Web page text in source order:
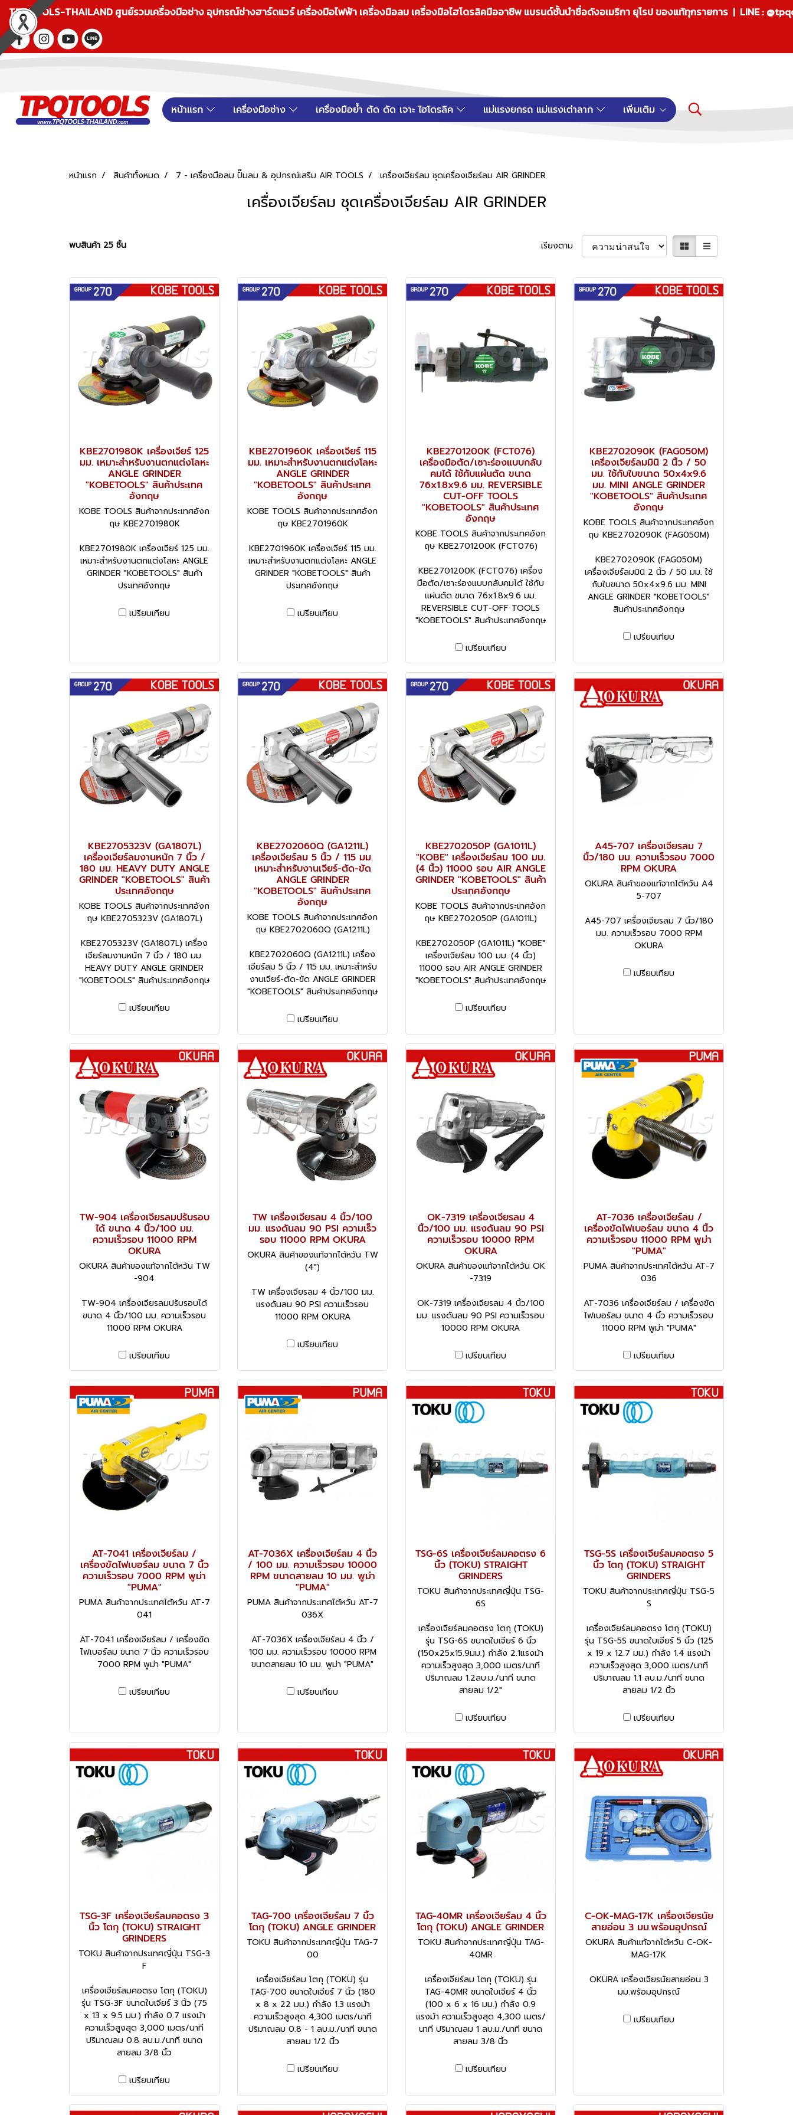
TPQTOOLS-THAILAND ศูนย์รวมเครื่องมือช่าง อุปกรณ์ช่างฮาร์ดแวร์ เครื่องมือไฟฟ้า เครื่องมือลม เครื่องมือไฮโดรลิคมืออาชีพ แบรนด์ชั้นนำชื่อดังอเมริกา ยุโรป ของแท้ทุกรายการ | LINE :
หน้าแรก เครื่องมือช่าง เครื่องมือย้ำ ตัด ดัด เจาะ ไฮโดรลิค แม่แรงยกรถ แม่แรงเต่าลาก เพิ่มเติม
หน้าแรก สินค้าทั้งหมด 7 - เครื่องมือลม ปั๊มลม & อุปกรณ์เสริม AIR TOOLS เครื่องเจียร์ลม ชุดเครื่องเจียร์ลม AIR GRINDER
เครื่องเจียร์ลม ชุดเครื่องเจียร์ลม AIR GRINDER
พบสินค้า 25 ชิ้น เรียงตาม
KBE2701980K เครื่องเจียร์ 125
มม. เหมาะสำหรับงานตกแต่งโลหะ
ANGLE GRINDER
"KOBETOOLS" สินค้าประเทศ
อังกฤษ
KOBE TOOLS สินค้าจากประเทศอังก
ฤษ KBE2701980K
KBE2701980K เครื่องเจียร์ 125 มม.
เหมาะสำหรับงานตกแต่งโลหะ ANGLE
GRINDER "KOBETOOLS" สินค้า
ประเทศอังกฤษ
เปรียบเทียบ
KBE2701960K เครื่องเจียร์ 115
มม. เหมาะสำหรับงานตกแต่งโลหะ
ANGLE GRINDER
"KOBETOOLS" สินค้าประเทศ
อังกฤษ
KOBE TOOLS สินค้าจากประเทศอังก
ฤษ KBE2701960K
KBE2701960K เครื่องเจียร์ 115 มม.
เหมาะสำหรับงานตกแต่งโลหะ ANGLE
GRINDER "KOBETOOLS" สินค้า
ประเทศอังกฤษ
เปรียบเทียบ
KBE2701200K (FCT076)
เครื่องมือตัด/เซาะร่องแบบกลับ
คมได้ ใช้กับแผ่นตัด ขนาด
76x1.8x9.6 มม. REVERSIBLE
CUT-OFF TOOLS
"KOBETOOLS" สินค้าประเทศ
อังกฤษ
KOBE TOOLS สินค้าจากประเทศอังก
ฤษ KBE2701200K (FCT076)
KBE2701200K (FCT076) เครื่อง
มือตัด/เซาะร่องแบบกลับคมได้ ใช้กับ
แผ่นตัด ขนาด 76x1.8x9.6 มม.
REVERSIBLE CUT-OFF TOOLS
"KOBETOOLS" สินค้าประเทศอังกฤษ
เปรียบเทียบ
KBE2702090K (FAG050M)
เครื่องเจียร์ลมมินิ 2 นิ้ว / 50
มม. ใช้กับใบขนาด 50x4x9.6
มม. MINI ANGLE GRINDER
"KOBETOOLS" สินค้าประเทศ
อังกฤษ
KOBE TOOLS สินค้าจากประเทศอังก
ฤษ KBE2702090K (FAG050M)
KBE2702090K (FAG050M)
เครื่องเจียร์ลมมินิ 2 นิ้ว / 50 มม. ใช้
กับใบขนาด 50x4x9.6 มม. MINI
ANGLE GRINDER "KOBETOOLS"
สินค้าประเทศอังกฤษ
เปรียบเทียบ
KBE2705323V (GA1807L)
เครื่องเจียร์ลมงานหนัก 7 นิ้ว /
180 มม. HEAVY DUTY ANGLE
GRINDER "KOBETOOLS" สินค้า
ประเทศอังกฤษ
KOBE TOOLS สินค้าจากประเทศอังก
ฤษ KBE2705323V (GA1807L)
KBE2705323V (GA1807L) เครื่อง
เจียร์ลมงานหนัก 7 นิ้ว / 180 มม.
HEAVY DUTY ANGLE GRINDER
"KOBETOOLS" สินค้าประเทศอังกฤษ
เปรียบเทียบ
KBE2702060Q (GA1211L)
เครื่องเจียร์ลม 5 นิ้ว / 115 มม.
เหมาะสำหรับงานเจียร์-ตัด-ขัด
ANGLE GRINDER
"KOBETOOLS" สินค้าประเทศ
อังกฤษ
KOBE TOOLS สินค้าจากประเทศอังก
ฤษ KBE2702060Q (GA1211L)
KBE2702060Q (GA1211L) เครื่อง
เจียร์ลม 5 นิ้ว / 115 มม. เหมาะสำหรับ
งานเจียร์-ตัด-ขัด ANGLE GRINDER
"KOBETOOLS" สินค้าประเทศอังกฤษ
เปรียบเทียบ
KBE2702050P (GA1011L)
"KOBE" เครื่องเจียร์ลม 100 มม.
(4 นิ้ว) 11000 รอบ AIR ANGLE
GRINDER "KOBETOOLS" สินค้า
ประเทศอังกฤษ
KOBE TOOLS สินค้าจากประเทศอังก
ฤษ KBE2702050P (GA1011L)
KBE2702050P (GA1011L) "KOBE"
เครื่องเจียร์ลม 100 มม. (4 นิ้ว)
11000 รอบ AIR ANGLE GRINDER
"KOBETOOLS" สินค้าประเทศอังกฤษ
เปรียบเทียบ
A45-707 เครื่องเจียรลม 7
นิ้ว/180 มม. ความเร็วรอบ 7000
RPM OKURA
OKURA สินค้าของแท้จากไต้หวัน A4
5-707
A45-707 เครื่องเจียรลม 7 นิ้ว/180
มม. ความเร็วรอบ 7000 RPM
OKURA
เปรียบเทียบ
TW-904 เครื่องเจียรลมปรับรอบ
ได้ ขนาด 4 นิ้ว/100 มม.
ความเร็วรอบ 11000 RPM
OKURA
OKURA สินค้าของแท้จากไต้หวัน TW
-904
TW-904 เครื่องเจียรลมปรับรอบได้
ขนาด 4 นิ้ว/100 มม. ความเร็วรอบ
11000 RPM OKURA
เปรียบเทียบ
TW เครื่องเจียรลม 4 นิ้ว/100
มม. แรงดันลม 90 PSI ความเร็ว
รอบ 11000 RPM OKURA
OKURA สินค้าของแท้จากไต้หวัน TW
(4")
TW เครื่องเจียรลม 4 นิ้ว/100 มม.
แรงดันลม 90 PSI ความเร็วรอบ
11000 RPM OKURA
เปรียบเทียบ
OK-7319 เครื่องเจียรลม 4
นิ้ว/100 มม. แรงดันลม 90 PSI
ความเร็วรอบ 10000 RPM
OKURA
OKURA สินค้าของแท้จากไต้หวัน OK
-7319
OK-7319 เครื่องเจียรลม 4 นิ้ว/100
มม. แรงดันลม 90 PSI ความเร็วรอบ
10000 RPM OKURA
เปรียบเทียบ
AT-7036 เครื่องเจียร์ลม /
เครื่องขัดไฟเบอร์ลม ขนาด 4 นิ้ว
ความเร็วรอบ 11000 RPM พูม่า
"PUMA"
PUMA สินค้าจากประเทศไต้หวัน AT-7
036
AT-7036 เครื่องเจียร์ลม / เครื่องขัด
ไฟเบอร์ลม ขนาด 4 นิ้ว ความเร็วรอบ
11000 RPM พูม่า "PUMA"
เปรียบเทียบ
AT-7041 เครื่องเจียร์ลม /
เครื่องขัดไฟเบอร์ลม ขนาด 7 นิ้ว
ความเร็วรอบ 7000 RPM พูม่า
"PUMA"
PUMA สินค้าจากประเทศไต้หวัน AT-7
041
AT-7041 เครื่องเจียร์ลม / เครื่องขัด
ไฟเบอร์ลม ขนาด 7 นิ้ว ความเร็วรอบ
7000 RPM พูม่า "PUMA"
เปรียบเทียบ
AT-7036X เครื่องเจียร์ลม 4 นิ้ว
/ 100 มม. ความเร็วรอบ 10000
RPM ขนาดสายลม 10 มม. พูม่า
"PUMA"
PUMA สินค้าจากประเทศไต้หวัน AT-7
036X
AT-7036X เครื่องเจียร์ลม 4 นิ้ว /
100 มม. ความเร็วรอบ 10000 RPM
ขนาดสายลม 10 มม. พูม่า "PUMA"
เปรียบเทียบ
TSG-6S เครื่องเจียร์ลมคอตรง 6
นิ้ว (TOKU) STRAIGHT
GRINDERS
TOKU สินค้าจากประเทศญี่ปุ่น TSG-
6S
เครื่องเจียร์ลมคอตรง โตกุ (TOKU)
รุ่น TSG-6S ขนาดใบเจียร์ 6 นิ้ว
(150x25x15.9มม.) กำลัง 2.1แรงม้า
ความเร็วสูงสุด 3,000 เมตร/นาที
ปริมาณลม 1.2ลบ.ม./นาที ขนาด
สายลม 1/2"
เปรียบเทียบ
TSG-5S เครื่องเจียร์ลมคอตรง 5
นิ้ว โตกุ (TOKU) STRAIGHT
GRINDERS
TOKU สินค้าจากประเทศญี่ปุ่น TSG-5
S
เครื่องเจียร์ลมคอตรง โตกุ (TOKU)
รุ่น TSG-5S ขนาดใบเจียร์ 5 นิ้ว (125
x 19 x 12.7 มม.) กำลัง 1.4 แรงม้า
ความเร็วสูงสุด 3,000 เมตร/นาที
ปริมาณลม 1.1 ลบ.ม./นาที ขนาด
สายลม 1/2 นิ้ว
เปรียบเทียบ
TSG-3F เครื่องเจียร์ลมคอตรง 3
นิ้ว โตกุ (TOKU) STRAIGHT
GRINDERS
TOKU สินค้าจากประเทศญี่ปุ่น TSG-3
F
เครื่องเจียร์ลมคอตรง โตกุ (TOKU)
รุ่น TSG-3F ขนาดใบเจียร์ 3 นิ้ว (75
x 13 x 9.5 มม.) กำลัง 0.7 แรงม้า
ความเร็วสูงสุด 3,000 เมตร/นาที
ปริมาณลม 0.8 ลบ.ม./นาที ขนาด
สายลม 3/8 นิ้ว
เปรียบเทียบ
TAG-700 เครื่องเจียร์ลม 7 นิ้ว
โตกุ (TOKU) ANGLE GRINDER
TOKU สินค้าจากประเทศญี่ปุ่น TAG-7
00
เครื่องเจียร์ลม โตกุ (TOKU) รุ่น
TAG-700 ขนาดใบเจียร์ 7 นิ้ว (180
x 8 x 22 มม.) กำลัง 1.3 แรงม้า
ความเร็วสูงสุด 4,300 เมตร/นาที
ปริมาณลม 0.8 - 1 ลบ.ม./นาที ขนาด
สายลม 1/2 นิ้ว
เปรียบเทียบ
TAG-40MR เครื่องเจียร์ลม 4 นิ้ว
โตกุ (TOKU) ANGLE GRINDER
TOKU สินค้าจากประเทศญี่ปุ่น TAG-
40MR
เครื่องเจียร์ลม โตกุ (TOKU) รุ่น
TAG-40MR ขนาดใบเจียร์ 4 นิ้ว
(100 x 6 x 16 มม.) กำลัง 0.9
แรงม้า ความเร็วสูงสุด 4,300 เมตร/
นาที ปริมาณลม 1 ลบ.ม./นาที ขนาด
สายลม 3/8 นิ้ว
เปรียบเทียบ
C-OK-MAG-17K เครื่องเจียรนัย
สายอ่อน 3 มม.พร้อมอุปกรณ์
OKURA สินค้าแท้จากไต้หวัน C-OK-
MAG-17K
OKURA เครื่องเจียรนัยสายอ่อน 3
มม.พร้อมอุปกรณ์
เปรียบเทียบ